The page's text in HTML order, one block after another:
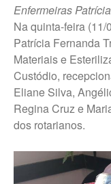
Enfermeiras
Na quinta-feira (11/
Patrícia Fernanda
Materiais e
Custódio,
Eliane Silva,
Regina Cruz e
dos rotarianos.